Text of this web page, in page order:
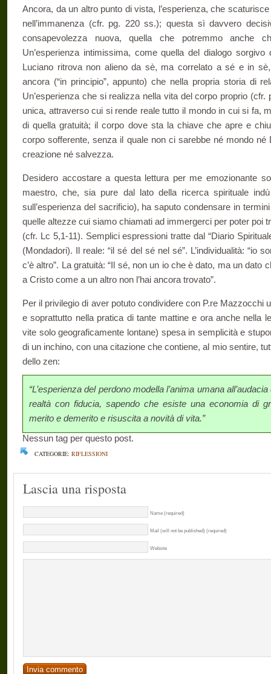
Ancora, da un altro punto di vista, l’esperienza, che
nell’immanenza (cfr. pg. 220 ss.); questa sì davvero
consapevolezza nuova, quella che potremmo anche
Un’esperienza intimissima, come quella del dialogo
Luciano ritrova non alieno da sè, ma correlato a sé e in sè,
ancora (“in principio”, appunto) che nella propria storia di
Un’esperienza che si realizza nella vita del corpo proprio
unica, attraverso cui si rende reale tutto il mondo in cui si fa,
di quella gratuità; il corpo dove sta la chiave che apre e
corpo sofferente, senza il quale non ci sarebbe né mondo
creazione né salvezza.
Desidero accostare a questa lettura per me emozionante
maestro, che, sia pure dal lato della ricerca spirituale
sull’esperienza del sacrificio), ha saputo condensare in
quelle altezze cui siamo chiamati ad immergerci per poter poi
(cfr. Lc 5,1-11). Semplici espressioni tratte dal “Diario
(Mondadori). Il reale: “il sé del sé nel sé”. L’individualità: “io
c’è altro”. La gratuità: “Il sé, non un io che è dato, ma un dato
a Cristo come a un altro non l’hai ancora trovato”.
Per il privilegio di aver potuto condividere con P.re Mazzocchi
e soprattutto nella pratica di tante mattine e ora anche nella
vite solo geograficamente lontane) spesa in semplicità e
di un inchino, con una citazione che contiene, al mio sentire,
dello zen:
“L’esperienza del perdono modella l’anima umana
realtà con fiducia, sapendo che esiste una economia di
merito e demerito e risuscita a novità di vita.”
Nessun tag per questo post.
CATEGORIE: RIFLESSIONI
Lascia una risposta
Name (required)
Mail (will not be published) (required)
Website